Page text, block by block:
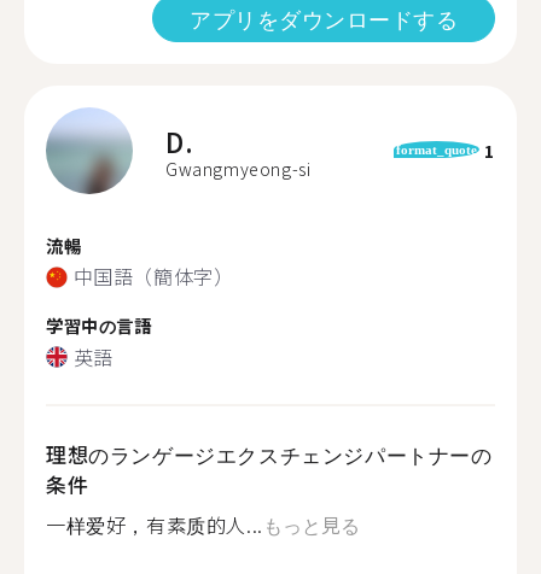
アプリをダウンロードする
D.
Gwangmyeong-si
format_quote 1
流暢
中国語（簡体字）
学習中の言語
英語
理想のランゲージエクスチェンジパートナーの
条件
一样爱好，有素质的人... もっと見る